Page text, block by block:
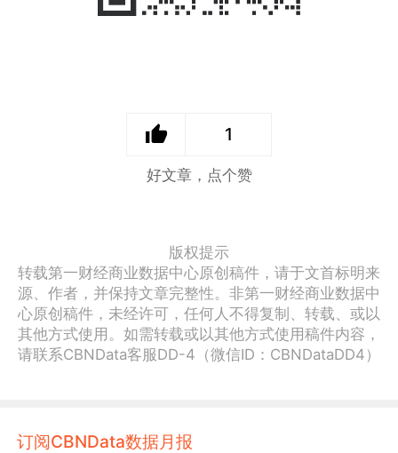
1
好文章，点个赞
版权提示
转载第一财经商业数据中心原创稿件，请于文首标明来
源、作者，并保持文章完整性。非第一财经商业数据中
心原创稿件，未经许可，任何人不得复制、转载、或以
其他方式使用。如需转载或以其他方式使用稿件内容，
请联系CBNData客服DD-4（微信ID：CBNDataDD4）
订阅CBNData数据月报